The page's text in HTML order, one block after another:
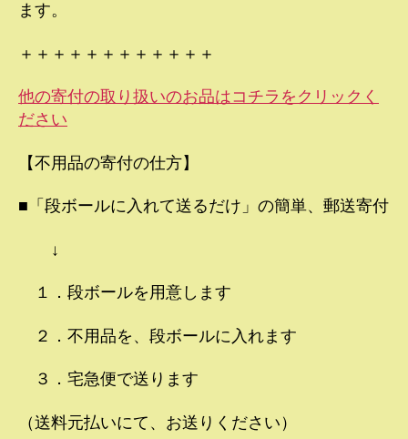
ます。
＋＋＋＋＋＋＋＋＋＋＋＋
他の寄付の取り扱いのお品はコチラをクリックく
ださい
【不用品の寄付の仕方】
■「段ボールに入れて送るだけ」の簡単、郵送寄付
↓
１．段ボールを用意します
２．不用品を、段ボールに入れます
３．宅急便で送ります
（送料元払いにて、お送りください）